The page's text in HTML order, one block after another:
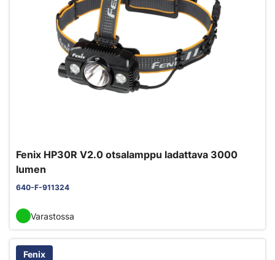
Fenix HP30R V2.0 otsalamppu ladattava 3000
lumen
640-F-911324
Varastossa
Fenix